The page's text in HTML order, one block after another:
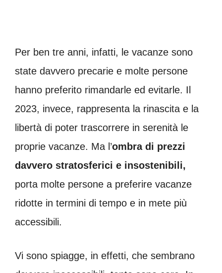
Per ben tre anni, infatti, le vacanze sono
state davvero precarie e molte persone
hanno preferito rimandarle ed evitarle. Il
2023, invece, rappresenta la rinascita e la
libertà di poter trascorrere in serenità le
proprie vacanze. Ma l’ombra di prezzi
davvero stratosferici e insostenibili,
porta molte persone a preferire vacanze
ridotte in termini di tempo e in mete più
accessibili.
Vi sono spiagge, in effetti, che sembrano